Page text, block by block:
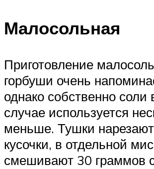
Малосольная
Приготовление
горбуши очень
однако собственно соли
случае используется
меньше. Тушки
кусочки, в отдельной
смешивают 30 граммов